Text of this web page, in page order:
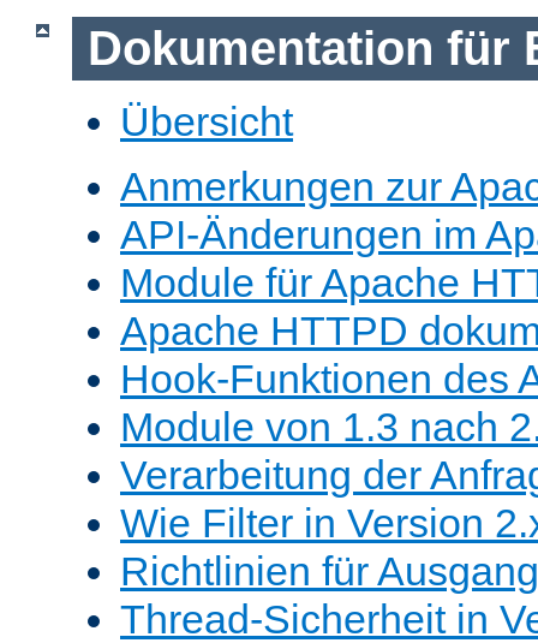
Dokumentation für
Übersicht
Anmerkungen zur
API-Änderungen im
Module für Apache
Apache HTTPD
Hook-Funktionen des
Module von 1.3 nach
Verarbeitung der
Wie Filter in Version
Richtlinien für
Thread-Sicherheit in